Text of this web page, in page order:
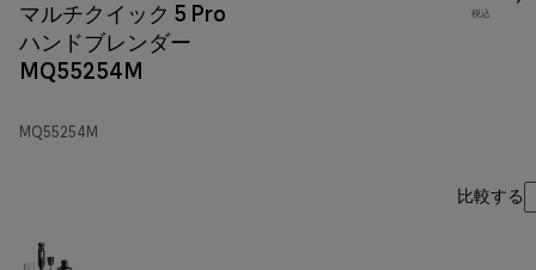
マルチクイック 5 Pro
ハンドブレンダー
MQ55254M
MQ55254M
税込
比較する